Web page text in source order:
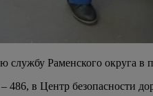
Раменского округа в
в Центр безопасности